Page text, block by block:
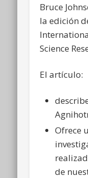
Bruce
la edición
Science
El artículo:
Ofrece
de